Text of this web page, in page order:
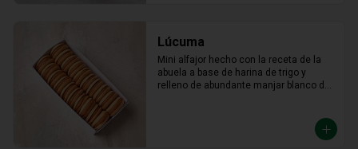
Lúcuma
Mini alfajor hecho con la receta de la
abuela a base de harina de trigo y
relleno de abundante manjar blanco de